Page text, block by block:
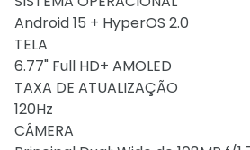
Android 15 + HyperOS 2.0
TELA
6.77" Full HD+ AMOLED
TAXA DE ATUALIZAÇÃO
120Hz
CÂMERA